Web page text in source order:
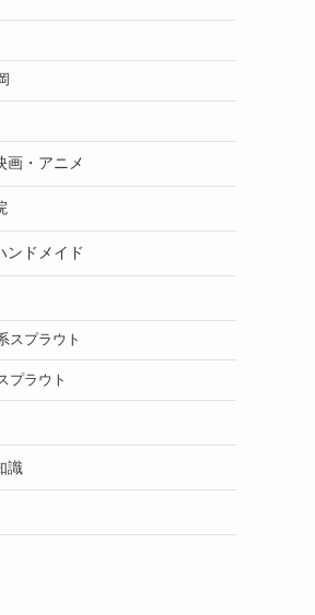
画・アニメ
ンドメイド
スプラウト
プラウト
識